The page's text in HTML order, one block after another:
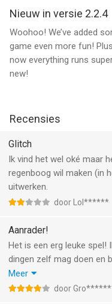
Nieuw in versie 2.2.4
Woohoo! We’ve added
game even more fun!
now everything runs
new!
Recensies
Glitch
Ik vind het wel oké maar
regenboog wil maken (in
uitwerken.
door Lol******
Aanrader!
Het is een erg leuke spel!
dingen zelf mag doen en
het haar kiezen en je mag
Nu ben ik nog maar net
Meer
door